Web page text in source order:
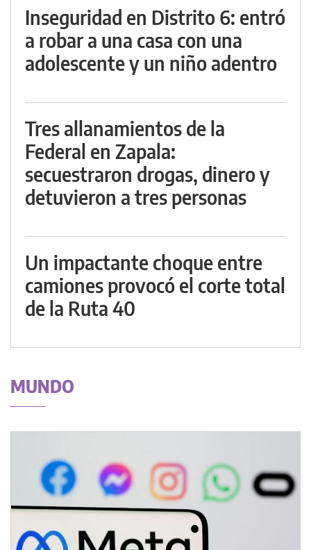
Inseguridad en Distrito 6: entró
a robar a una casa con una
adolescente y un niño adentro
Tres allanamientos de la
Federal en Zapala:
secuestraron drogas, dinero y
detuvieron a tres personas
Un impactante choque entre
camiones provocó el corte total
de la Ruta 40
MUNDO